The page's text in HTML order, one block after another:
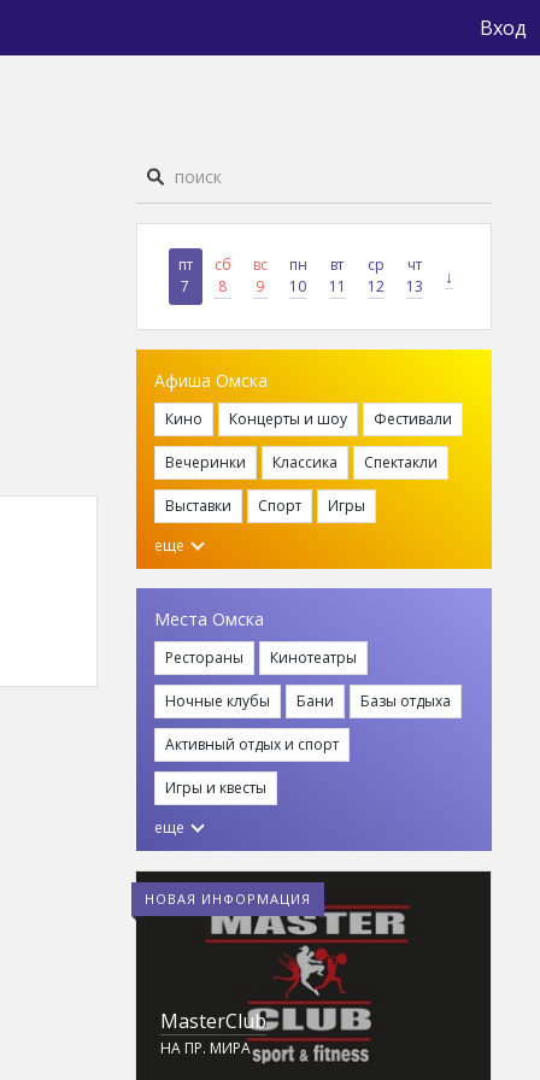
Вход
пт
7
сб
8
вс
9
пн
10
вт
11
ср
12
чт
13
↓
Афиша Омска
Кино Концерты и шоу Фестивали
Вечеринки Классика Спектакли
Выставки Спорт
Игры
еще
Места Омска
Рестораны Кинотеатры
Ночные клубы Бани Базы отдыха
Активный отдых и спорт
Игры и квесты
еще
НОВАЯ ИНФОРМАЦИЯ
MasterClub
НА ПР. МИРА